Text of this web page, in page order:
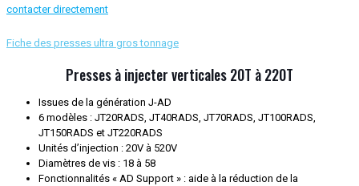
contacter directement
Fiche des presses ultra gros tonnage
Presses à injecter verticales 20T à 220T
Issues de la génération J-AD
6 modèles : JT20RADS, JT40RADS, JT70RADS, JT100RADS,
JT150RADS et JT220RADS
Unités d’injection : 20V à 520V
Diamètres de vis : 18 à 58
Fonctionnalités « AD Support » : aide à la réduction de la